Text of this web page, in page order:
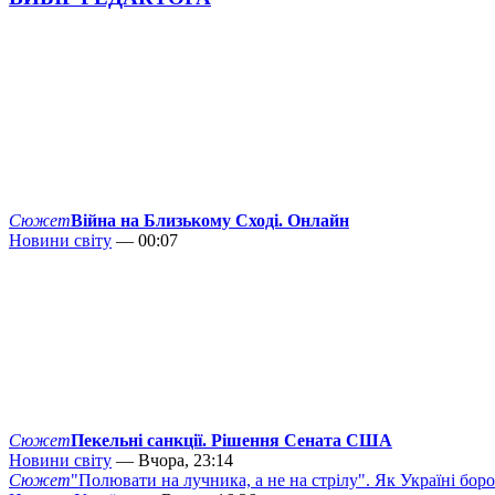
СюжетВійна на Близькому Сході. Онлайн
Новини світу — 00:07
СюжетПекельні санкції. Рішення Сената США
Новини світу — Вчора, 23:14
Сюжет"Полювати на лучника, а не на стрілу". Як Україні